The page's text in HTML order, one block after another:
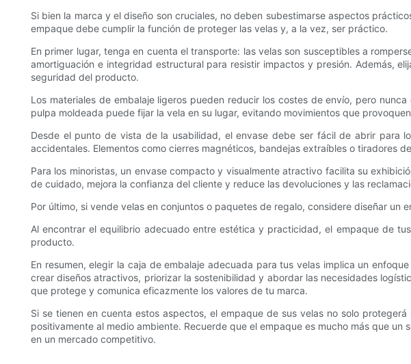
Si bien la marca y el diseño son cruciales, no deben subestimarse aspectos
empaque debe cumplir la función de proteger las velas y, a la vez, ser práctico.
En primer lugar, tenga en cuenta el transporte: las velas son susceptibles a
amortiguación e integridad estructural para resistir impactos y presión. Además,
seguridad del producto.
Los materiales de embalaje ligeros pueden reducir los costes de envío, pero
pulpa moldeada puede fijar la vela en su lugar, evitando movimientos que
Desde el punto de vista de la usabilidad, el envase debe ser fácil de abrir para
accidentales. Elementos como cierres magnéticos, bandejas extraíbles o tiradores
Para los minoristas, un envase compacto y visualmente atractivo facilita su
de cuidado, mejora la confianza del cliente y reduce las devoluciones y las
Por último, si vende velas en conjuntos o paquetes de regalo, considere diseñar
Al encontrar el equilibrio adecuado entre estética y practicidad, el empaque de
producto.
En resumen, elegir la caja de embalaje adecuada para tus velas implica un
crear diseños atractivos, priorizar la sostenibilidad y abordar las necesidades
que protege y comunica eficazmente los valores de tu marca.
Si se tienen en cuenta estos aspectos, el empaque de sus velas no solo
positivamente al medio ambiente. Recuerde que el empaque es mucho más que
en un mercado competitivo.